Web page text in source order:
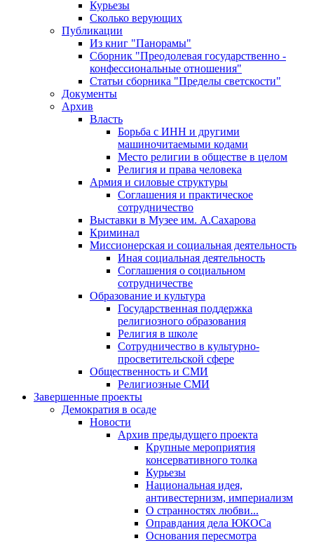
Курьезы
Сколько верующих
Публикации
Из книг "Панорамы"
Сборник "Преодолевая государственно -
конфессиональные отношения"
Статьи сборника "Пределы светскости"
Документы
Архив
Власть
Борьба с ИНН и другими
машиночитаемыми кодами
Место религии в обществе в целом
Религия и права человека
Армия и силовые структуры
Соглашения и практическое
сотрудничество
Выставки в Музее им. А.Сахарова
Криминал
Миссионерская и социальная деятельность
Иная социальная деятельность
Соглашения о социальном
сотрудничестве
Образование и культура
Государственная поддержка
религиозного образования
Религия в школе
Сотрудничество в культурно-
просветительской сфере
Общественность и СМИ
Религиозные СМИ
Завершенные проекты
Демократия в осаде
Новости
Архив предыдущего проекта
Крупные мероприятия
консервативного толка
Курьезы
Национальная идея,
антивестернизм, империализм
О странностях любви...
Оправдания дела ЮКОСа
Основания пересмотра